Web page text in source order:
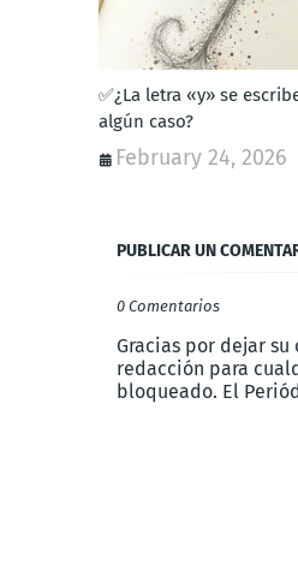
✅¿La letra «y» se
algún caso?
February 24, 2026
PUBLICAR UN
0 Comentarios
Gracias por dejar
redacción para
bloqueado. El